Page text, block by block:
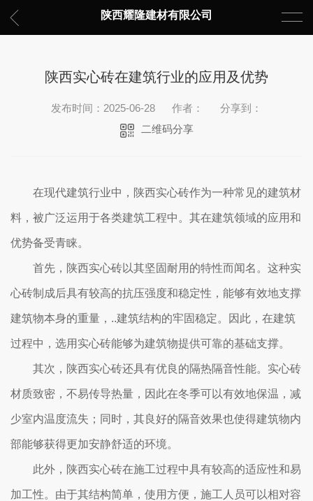
陕西耀隆建材有限公司
陕西实心砖在建筑行业的应用及优势
发布时间：2025-06-28 作者：
分享到：
二维码分享
在现代建筑行业中，陕西实心砖作为一种常见的建筑材
料，被广泛运用于各类建筑工程中。其在建筑领域的应用和
优势备受青睐。
首先，陕西实心砖以其坚固耐用的特性而闻名。这种实
心砖制成后具有较高的抗压强度和稳定性，能够有效地支撑
建筑物本身的重量，..建筑结构的牢固稳定。因此，在建筑
过程中，选用实心砖能够为建筑物提供可靠的基础支撑。
其次，陕西实心砖还具有优良的隔热隔音性能。实心砖
材质致密，不易传导热量，因此在冬季可以有效地保温，减
少室内温度流失；同时，其良好的隔音效果也使得建筑物内
部能够获得更加安静舒适的环境。
此外，陕西实心砖在施工过程中具有较高的适应性和易
加工性。由于其结构简单，使用方便，施工人员可以相对容